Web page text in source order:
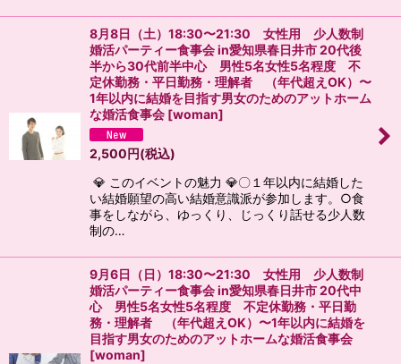
8月8日（土）18:30〜21:30 女性用 少人数制
婚活パーティー食事会 in愛知県春日井市 20代後
半から30代前半中心 男性5名女性5名程度 不
定休勤務・平日勤務・理解者 （年代超えOK）〜
1年以内に結婚を目指す男女のためのアットホーム
な婚活食事会 [woman]
2,500円(税込)
💎 このイベントの魅力 💎〇１年以内に結婚した
い結婚願望の高い結婚意識派が参加します。○食
事をしながら、ゆっくり、じっくり話せる少人数
制の…
9月6日（日）18:30〜21:30 女性用 少人数制
婚活パーティー食事会 in愛知県春日井市 20代中
心 男性5名女性5名程度 不定休勤務・平日勤
務・理解者 （年代超えOK）〜1年以内に結婚を
目指す男女のためのアットホームな婚活食事会
[woman]